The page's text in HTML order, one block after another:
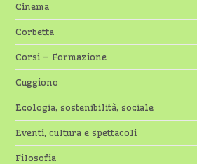
Cinema
Corbetta
Corsi – Formazione
Cuggiono
Ecologia, sostenibilità, sociale
Eventi, cultura e spettacoli
Filosofia